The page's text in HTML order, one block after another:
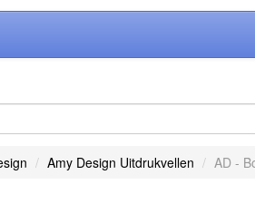
Amy Design Uitdrukvellen AD -